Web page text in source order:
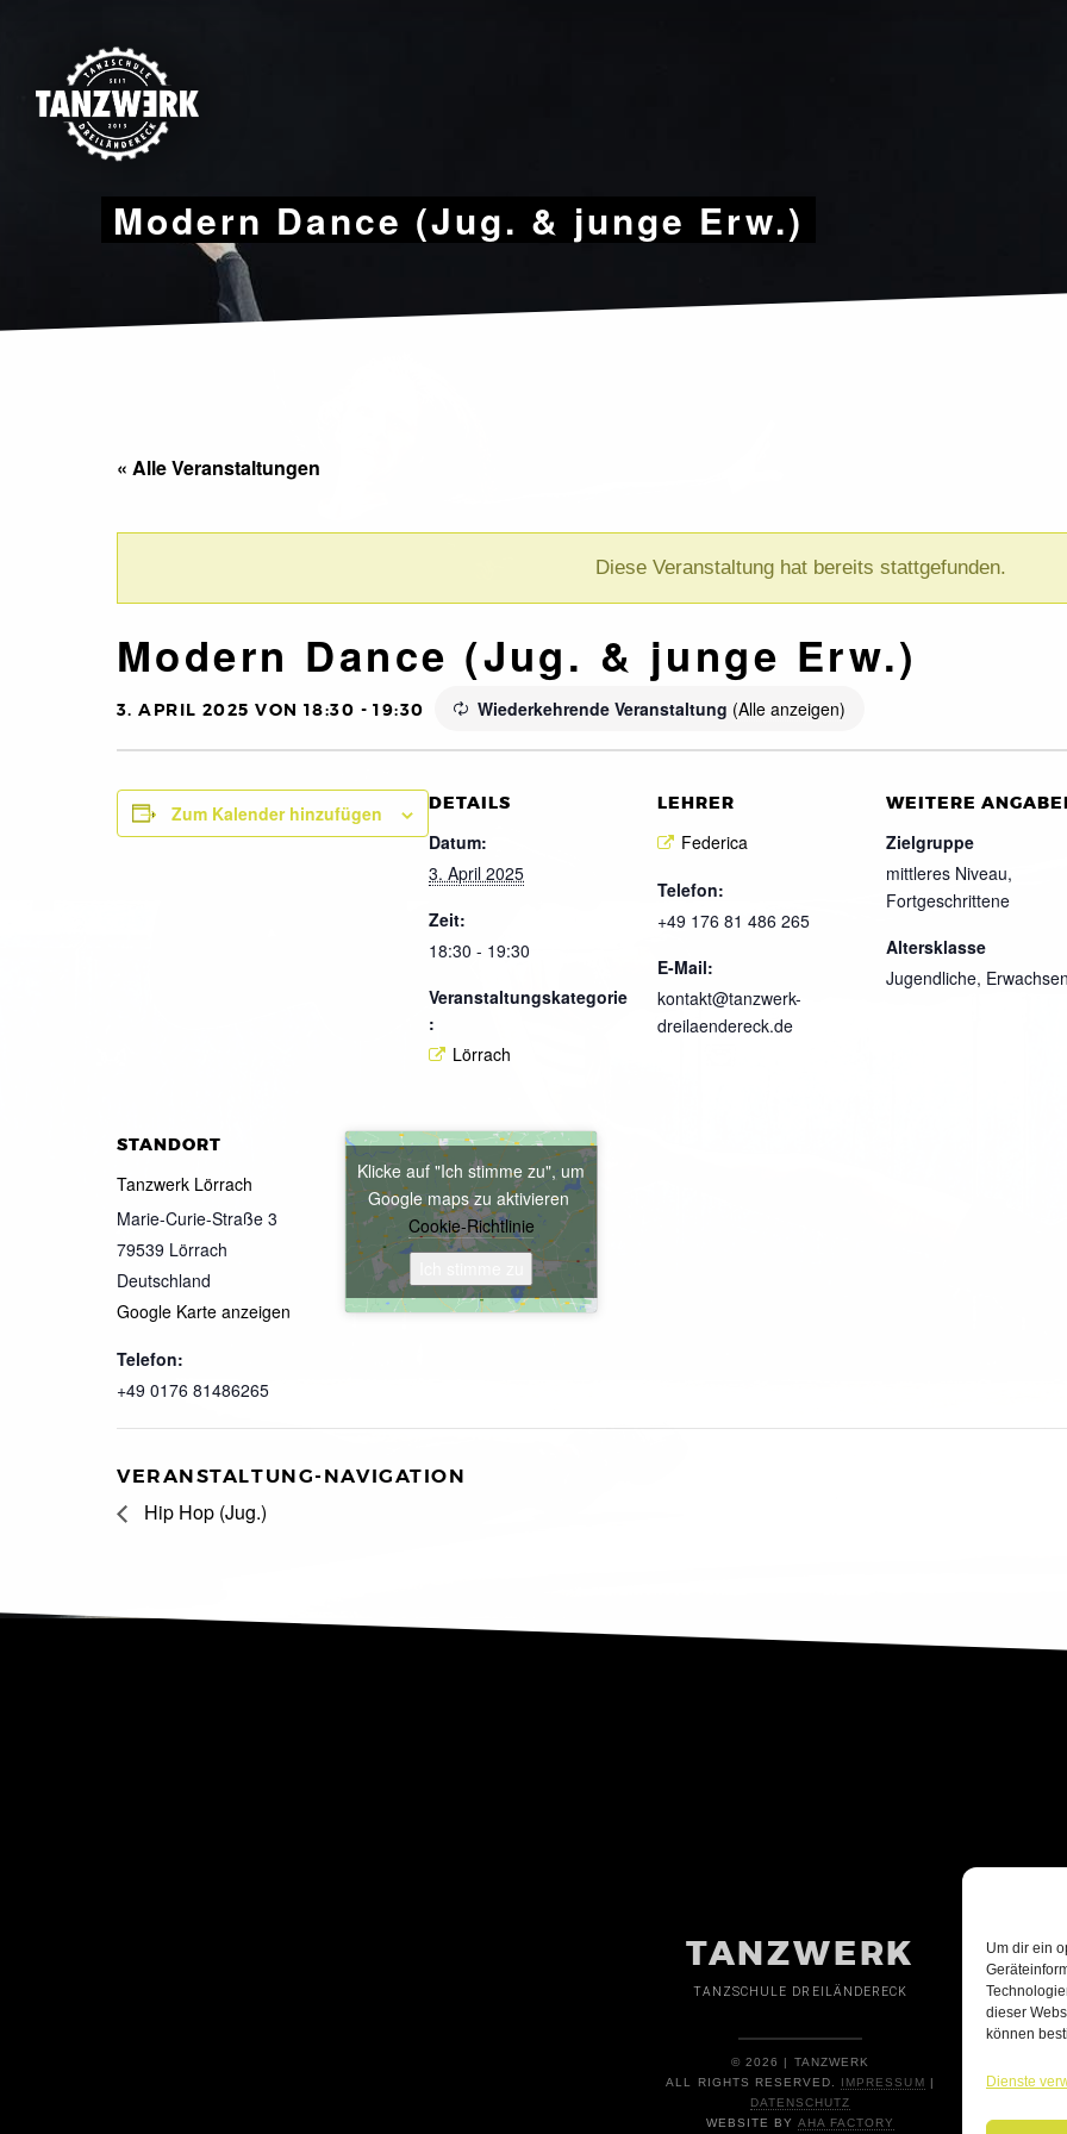
Um dir ein
dieser
können
Dienste
Modern Dance (Jug. & junge Erw.)
« Alle Veranstaltungen
Diese Veranstaltung hat bereits stattgefunden.
Modern Dance (Jug. & junge Erw.)
3. APRIL 2025 VON 18:30 -19:30 Wiederkehrende Veranstaltung (Alle anzeigen)
Zum Kalender hinzufügen DETAILS
Datum:
3. April 2025
Zeit:
18:30 - 19:30
Veranstaltungskategorie
:
Lörrach
LEHRER
Federica
Telefon:
+49 176 81 486 265
E-Mail:
kontakt@tanzwerk-
dreilaendereck.de
WEITERE
Zielgruppe
mittleres Niveau,
Fortgeschrittene
Altersklasse
Jugendliche,
STANDORT
Tanzwerk Lörrach
Marie-Curie-Straße 3
79539 Lörrach
Deutschland
Google Karte anzeigen
Telefon:
+49 0176 81486265
Klicke auf "Ich stimme zu", um
Google maps zu aktivieren
Cookie-Richtlinie
VERANSTALTUNG-NAVIGATION
Hip Hop (Jug.)
TANZWERK
TANZSCHULE DREILÄNDERECK
© 2026 | TANZWERK
ALL RIGHTS RESERVED. IMPRESSUM |
DATENSCHUTZ
WEBSITE BY AHA FACTORY